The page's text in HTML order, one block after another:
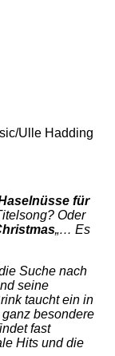
Ulle Hadding
für
Oder
„… Es
Suche nach
seine
taucht ein in
besondere
fast
Hits und die